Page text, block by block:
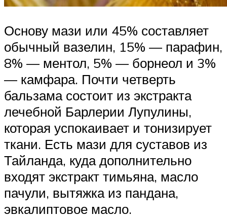
Основу мази или 45% составляет
обычный вазелин, 15% — парафин,
8% — ментол, 5% — борнеол и 3%
— камфара. Почти четверть
бальзама состоит из экстракта
лечебной Барлерии Лупулины,
которая успокаивает и тонизирует
ткани. Есть мази для суставов из
Тайланда, куда дополнительно
входят экстракт тимьяна, масло
пачули, вытяжка из пандана,
эвкалиптовое масло.